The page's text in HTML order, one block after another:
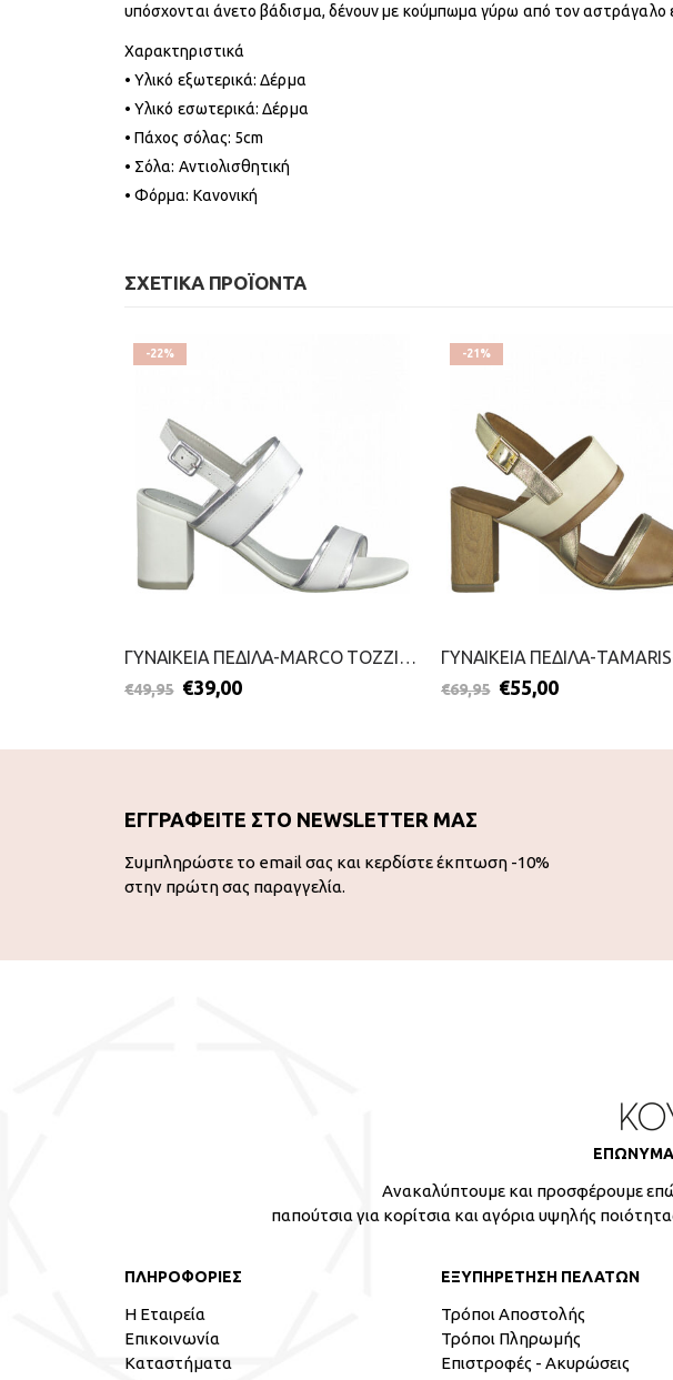
υπόσχονται άνετο βάδισμα, δένουν με κούμπωμα γύρω από τον
Χαρακτηριστικά
• Υλικό εξωτερικά: Δέρμα
• Υλικό εσωτερικά: Δέρμα
• Πάχος σόλας: 5cm
• Σόλα: Αντιολισθητική
• Φόρμα: Κανονική
ΣΧΕΤΙΚΆ ΠΡΟΪΌΝΤΑ
-22%
ΓΥΝΑΙΚΕΙΑ ΠΕΔΙΛΑ-MARCO TOZZI-2199-0026-ΛΕΥΚΟ
€49,95 €39,00
-21%
€69,95 €55,00
ΕΓΓΡΑΦΕΙΤΕ ΣΤΟ NEWSLETTER ΜΑΣ
Συμπληρώστε το email σας και κερδίστε έκπτωση -10%
στην πρώτη σας παραγγελία.
ΕΠΩΝΥΜΑ
Ανακαλύπτουμε και προσφέρουμε
παπούτσια για κορίτσια και αγόρια υψηλής
ΠΛΗΡΟΦΟΡΙΕΣ
Η Εταιρεία
Επικοινωνία
Καταστήματα
ΕΞΥΠΗΡΕΤΗΣΗ ΠΕΛΑΤΩΝ
Τρόποι Αποστολής
Τρόποι Πληρωμής
Επιστροφές - Ακυρώσεις